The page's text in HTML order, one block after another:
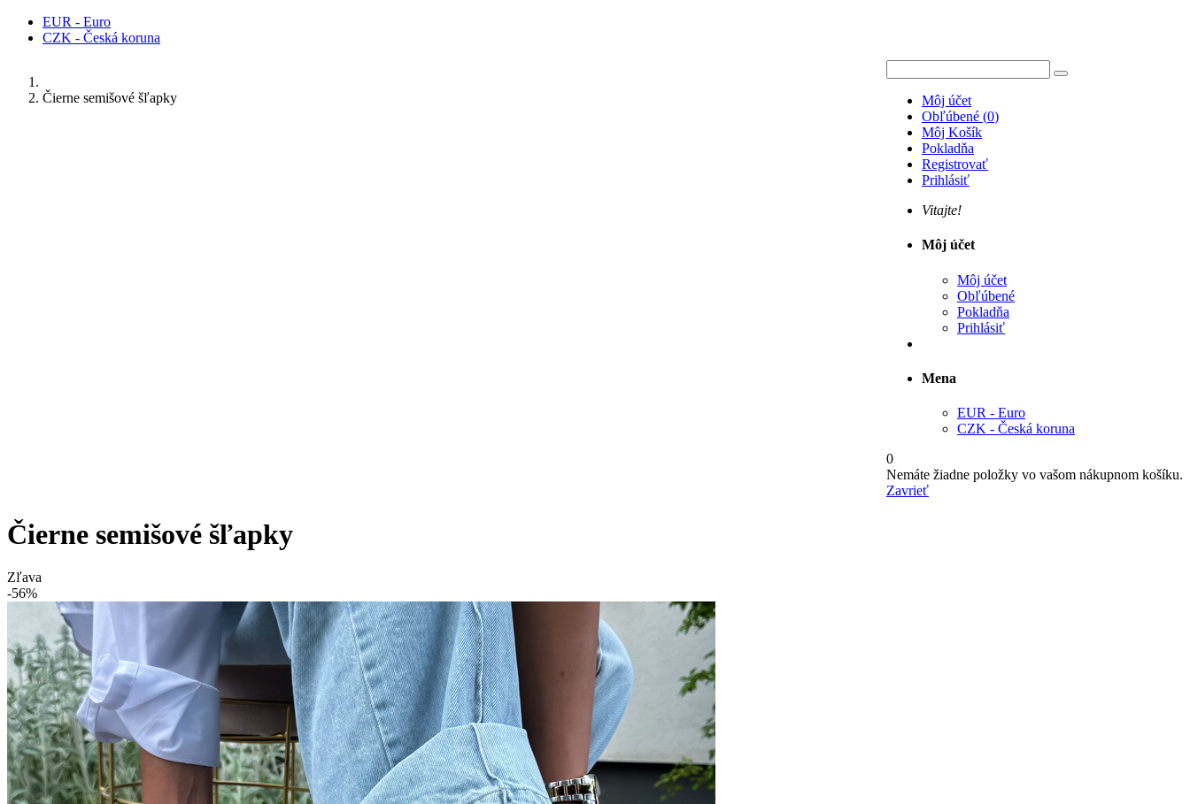
EUR - Euro
CZK - Česká koruna
Môj účet
Obľúbené (0)
Môj Košík
Pokladňa
Registrovať
Prihlásiť
Vitajte!
Môj účet
Môj účet
Obľúbené
Pokladňa
Prihlásiť
Mena
EUR - Euro
CZK - Česká koruna
0
Nemáte žiadne položky vo vašom nákupnom košíku.
Zavrieť
Čierne semišové šľapky
Čierne semišové šľapky
Zľava
-56%